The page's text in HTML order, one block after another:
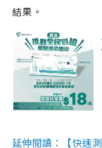
結果。
延伸閱讀：【快速